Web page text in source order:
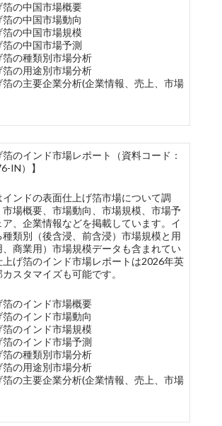
箔の中国市場概要
箔の中国市場動向
箔の中国市場規模
箔の中国市場予測
箔の種類別市場分析
箔の用途別市場分析
箔の主要企業分析(企業情報、売上、市場
箔のインド市場レポート（資料コード：
IN）】
ンドの表面仕上げ箔市場について調
場概要、市場動向、市場規模、市場予
、企業情報などを掲載しています。イ
種類別（後含浸、前含浸）市場規模と用
商業用）市場規模データも含まれてい
上げ箔のインド市場レポートは2026年英
スタマイズも可能です。
箔のインド市場概要
箔のインド市場動向
箔のインド市場規模
箔のインド市場予測
箔の種類別市場分析
箔の用途別市場分析
箔の主要企業分析(企業情報、売上、市場